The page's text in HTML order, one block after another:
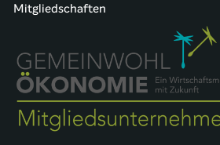
Mitgliedschaften